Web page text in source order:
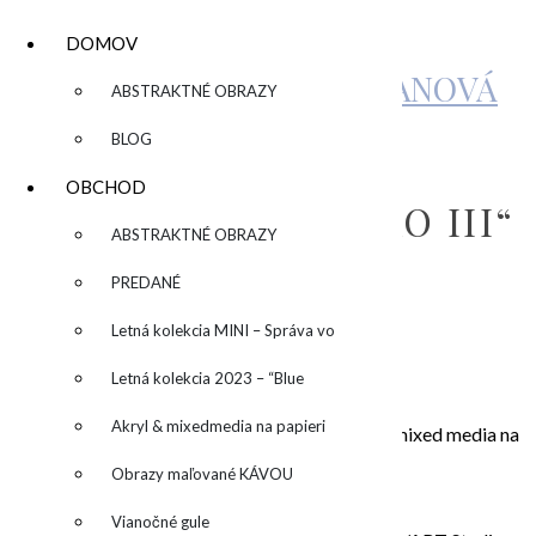
DOMOV
▼ ABSTRAKTNÉ OBRAZY
BLOG
OBCHOD
▼ ABSTRAKTNÉ OBRAZY
PREDANÉ
Letná kolekcia MINI – Správa vo
fľaši
Letná kolekcia 2023 – “Blue
SUN” – “Modré slnko”
Akryl & mixedmedia na papieri
Obrazy maľované KÁVOU
Vianočné gule
KATARÍNA SUJOVÁ KALMANOVÁ
„OLIVE SUN
II“/“OLIVOVÉ SLNKO III“
by
„OLIVE SUN III“/“Olivové slnko III“, 50×50 cm, mixed media na